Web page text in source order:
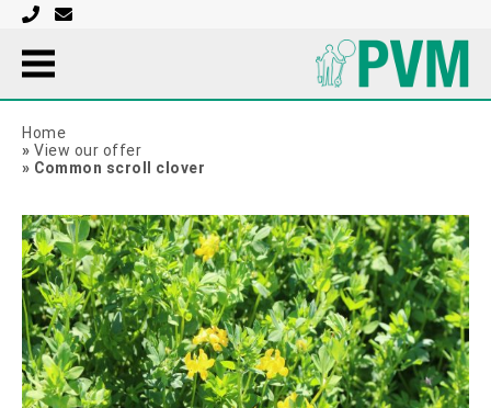
Home
» View our offer
» Common scroll clover